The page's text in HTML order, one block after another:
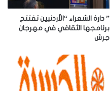
” دارة الشعراء “الأردنيين تفتتح
برنامجها الثقافي في مهرجان
جرش